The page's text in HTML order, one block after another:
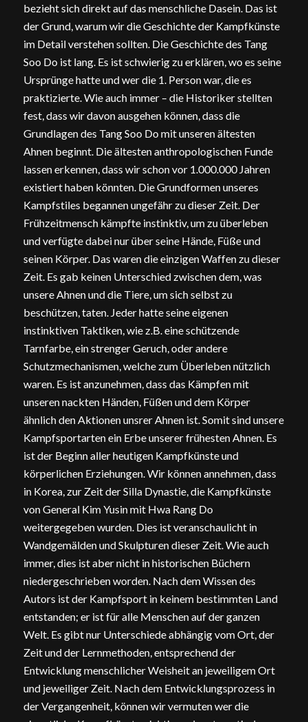
bezieht sich direkt auf das menschliche Dasein. Das ist
der Grund, warum wir die Geschichte der Kampfkünste
im Detail verstehen sollten. Die Geschichte des Tang
Soo Do ist lang. Es ist schwierig zu erklären, wo es seine
Ursprünge hatte und wer die 1. Person war, die es
praktizierte. Wie auch immer – die Historiker stellten
fest, dass wir davon ausgehen können, dass die
Grundlagen des Tang Soo Do mit unseren ältesten
Ahnen beginnt. Die ältesten anthropologischen Funde
lassen erkennen, dass wir schon vor 1.000.000 Jahren
existiert haben könnten. Die Grundformen unseres
Kampfstiles begannen ungefähr zu dieser Zeit. Der
Frühzeitmensch kämpfte instinktiv, um zu überleben
und verfügte dabei nur über seine Hände, Füße und
seinen Körper. Das waren die einzigen Waffen zu dieser
Zeit. Es gab keinen Unterschied zwischen dem, was
unsere Ahnen und die Tiere, um sich selbst zu
beschützen, taten. Jeder hatte seine eigenen
instinktiven Taktiken, wie z.B. eine schützende
Tarnfarbe, ein strenger Geruch, oder andere
Schutzmechanismen, welche zum Überleben nützlich
waren. Es ist anzunehmen, dass das Kämpfen mit
unseren nackten Händen, Füßen und dem Körper
ähnlich den Aktionen unsrer Ahnen ist. Somit sind unsere
Kampfsportarten ein Erbe unserer frühesten Ahnen. Es
ist der Beginn aller heutigen Kampfkünste und
körperlichen Erziehungen. Wir können annehmen, dass
in Korea, zur Zeit der Silla Dynastie, die Kampfkünste
von General Kim Yusin mit Hwa Rang Do
weitergegeben wurden. Dies ist veranschaulicht in
Wandgemälden und Skulpturen dieser Zeit. Wie auch
immer, dies ist aber nicht in historischen Büchern
niedergeschrieben worden. Nach dem Wissen des
Autors ist der Kampfsport in keinem bestimmten Land
entstanden; er ist für alle Menschen auf der ganzen
Welt. Es gibt nur Unterschiede abhängig vom Ort, der
Zeit und der Lernmethoden, entsprechend der
Entwicklung menschlicher Weisheit an jeweiligem Ort
und jeweiliger Zeit. Nach dem Entwicklungsprozess in
der Vergangenheit, können wir vermuten wer die